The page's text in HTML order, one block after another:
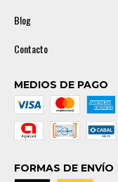
Blog
Contacto
MEDIOS DE PAGO
FORMAS DE ENVÍO